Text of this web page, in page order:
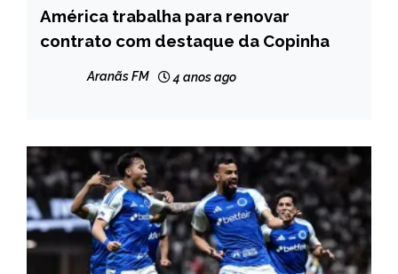
ESPORTES
América trabalha para renovar
contrato com destaque da Copinha
Aranãs FM 4 anos ago